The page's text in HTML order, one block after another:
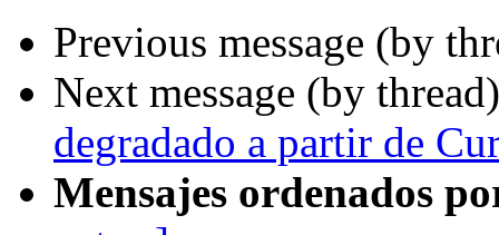
Previous message (by
Next message (by
degradado a partir de
Mensajes ordenados